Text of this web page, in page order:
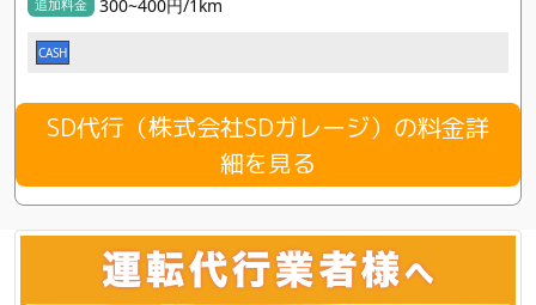
追加料金 300~400円/1km
CASH
SD代行（株式会社SDガレージ）の料金詳
細を見る